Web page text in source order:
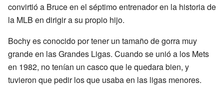
convirtió a Bruce en el séptimo entrenador en la historia de
la MLB en dirigir a su propio hijo.
Bochy es conocido por tener un tamaño de gorra muy
grande en las Grandes Ligas. Cuando se unió a los Mets
en 1982, no tenían un casco que le quedara bien, y
tuvieron que pedir los que usaba en las ligas menores.